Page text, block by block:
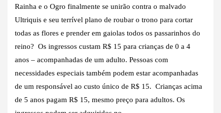
Rainha e o Ogro finalmente se unirão contra o malvado
Ultriquis e seu terrível plano de roubar o trono para cortar
todas as flores e prender em gaiolas todos os passarinhos do
reino? Os ingressos custam R$ 15 para crianças de 0 a 4
anos – acompanhadas de um adulto. Pessoas com
necessidades especiais também podem estar acompanhadas
de um responsável ao custo único de R$ 15. Crianças acima
de 5 anos pagam R$ 15, mesmo preço para adultos. Os